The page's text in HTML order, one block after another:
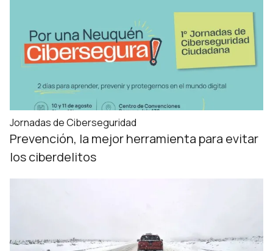
Jornadas de Ciberseguridad
Prevención, la mejor herramienta para evitar
los ciberdelitos